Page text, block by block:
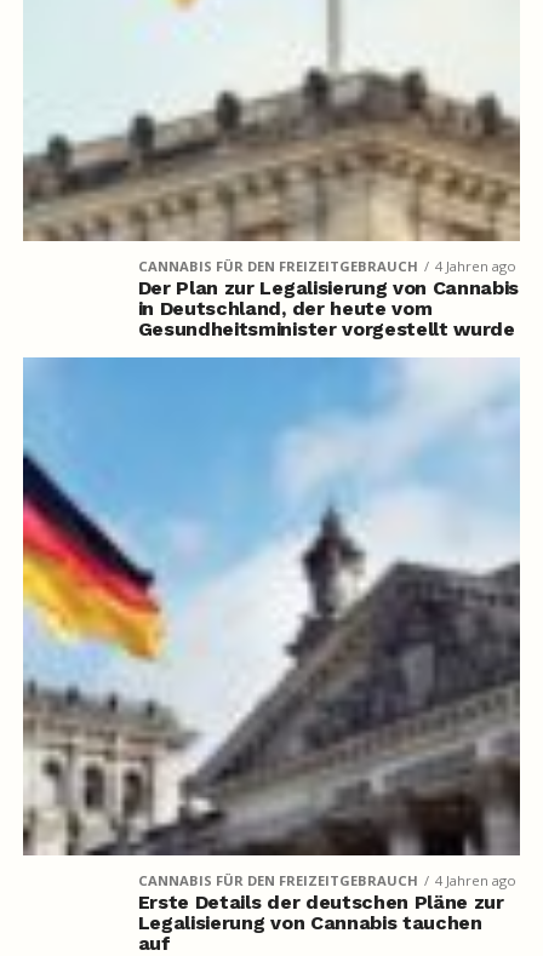
CANNABIS FÜR DEN FREIZEITGEBRAUCH 4 Jahren ago
Der Plan zur Legalisierung von Cannabis
in Deutschland, der heute vom
Gesundheitsminister vorgestellt wurde
CANNABIS FÜR DEN FREIZEITGEBRAUCH 4 Jahren ago
Erste Details der deutschen Pläne zur
Legalisierung von Cannabis tauchen
auf